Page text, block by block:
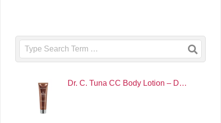
Search
Dr. C. Tuna CC Body Lotion – D…